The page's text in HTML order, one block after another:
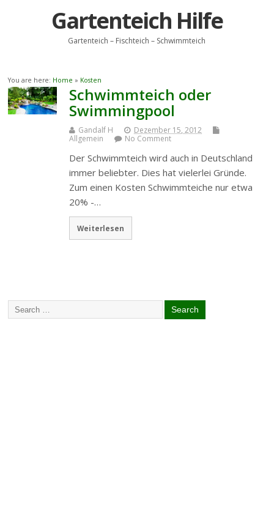
Gartenteich Hilfe
Gartenteich – Fischteich – Schwimmteich
You are here: Home » Kosten
Schwimmteich oder
Swimmingpool
Gandalf H
Dezember 15, 2012
Allgemein
No Comment
Der Schwimmteich wird auch in Deutschland
immer beliebter. Dies hat vielerlei Gründe.
Zum einen Kosten Schwimmteiche nur etwa
20% -…
Weiterlesen